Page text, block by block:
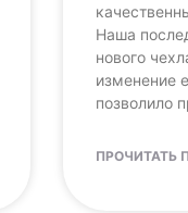
Наша
нового
изменение
позволило
ПРОЧИТАТЬ